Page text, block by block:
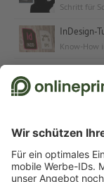
Schritt für
InDesign-
Know-How
Schriften